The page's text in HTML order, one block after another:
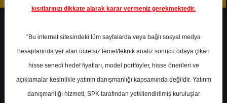
TTRAK- TÜRK TRAKTÖR VE
ZİRAAT MAKİNELERİ A.Ş.
kısıtlarınızı dikkate alarak karar vermeniz gerekmektedir.
"Bu internet sitesindeki tüm sayfalarda veya bağlı sosyal medya
hesaplarında yer alan ücretsiz temel/teknik analiz sonucu ortaya çıkan
hisse senedi hedef fiyatları, model portföyler, hisse önerileri ve
açıklamalar kesinlikle yatırım danışmanlığı kapsamında değildir. Yatırım
danışmanlığı hizmeti, SPK tarafından yetkilendirilmiş kuruluşlar